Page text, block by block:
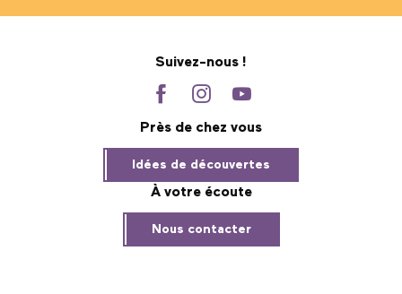
Suivez-nous !
Près de chez vous
Idées de découvertes
À votre écoute
Nous contacter